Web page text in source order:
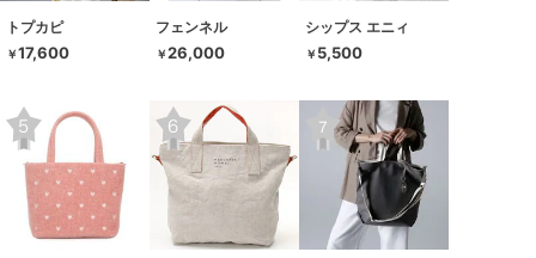
トプカピ
￥17,600
フェンネル
￥26,000
シップス エニィ
￥ 5,500